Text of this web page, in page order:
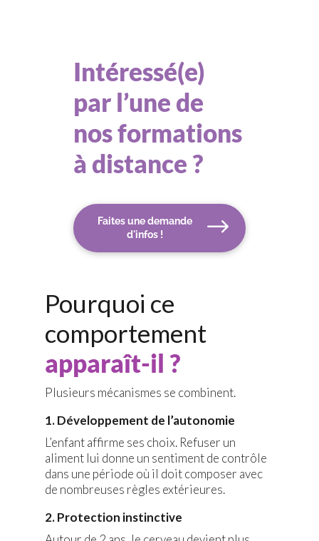
Intéressé(e)
par l’une de
nos formations
à distance ?
Faites une demande
d'infos !
Pourquoi ce
comportement
apparaît-il ?
Plusieurs mécanismes se combinent.
1. Développement de l’autonomie
L’enfant affirme ses choix. Refuser un
aliment lui donne un sentiment de contrôle
dans une période où il doit composer avec
de nombreuses règles extérieures.
2. Protection instinctive